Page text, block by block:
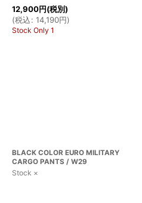
12,900円(税別)
(税込: 14,190円)
Stock Only 1
BLACK COLOR EURO MILITARY
CARGO PANTS / W29
Stock ×